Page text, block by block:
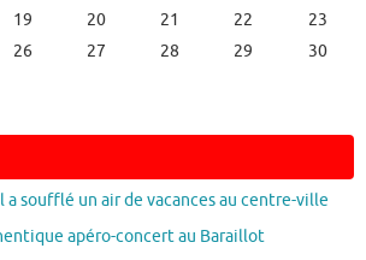
19 20 21 22
23
26 27 28 29
30
a soufflé un air de vacances au centre-ville
apéro-concert au Baraillot